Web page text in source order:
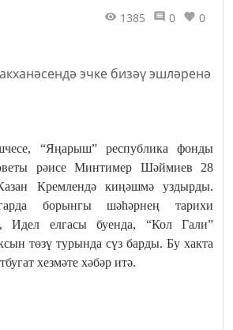
1385 0 0
“Яңарыш” республика фонды
рәисе Минтимер Шәймиев 28
Кремлендә киңәшмә уздырды.
борынгы шәһәрнең тарихи
Идел елгасы буенда, “Кол Гали”
төзү турында сүз барды. Бу хакта
хезмәте хәбәр итә.